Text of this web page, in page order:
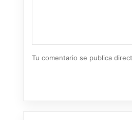
Tu comentario se publica